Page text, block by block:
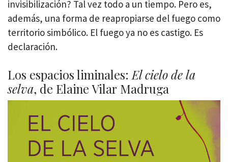
invisibilización? Tal vez todo a un tiempo. Pero es,
además, una forma de reapropiarse del fuego como
territorio simbólico. El fuego ya no es castigo. Es
declaración.
Los espacios liminales:El cielo de la
selva, de Elaine Vilar Madruga